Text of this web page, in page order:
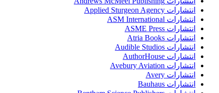
انتشارات Applied Sturgeon Agency
انتشارات ASM International
انتشارات ASME Press
انتشارات Atria Books
انتشارات Audible Studios
انتشارات AuthorHouse
انتشارات Avebury Aviation
انتشارات Avery
انتشارات Bauhaus